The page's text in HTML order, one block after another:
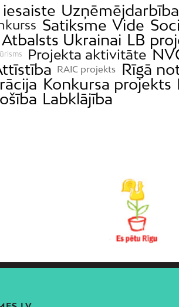
Uzņēmējdarbība
Satiksme Vide
Atbalsts Ukrainai LB
Projekta aktivitāte
RAIC projekts Rīgā
Konkursa projekts
Labklājība